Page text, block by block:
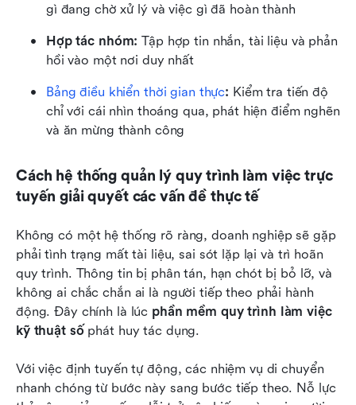
gì đang chờ xử lý và việc gì đã hoàn thành
Hợp tác nhóm: Tập hợp tin nhắn, tài liệu và phản
hồi vào một nơi duy nhất
Bảng điều khiển thời gian thực: Kiểm tra tiến độ
chỉ với cái nhìn thoáng qua, phát hiện điểm nghẽn
và ăn mừng thành công
Cách hệ thống quản lý quy trình làm việc trực
tuyến giải quyết các vấn đề thực tế
Không có một hệ thống rõ ràng, doanh nghiệp sẽ gặp
phải tình trạng mất tài liệu, sai sót lặp lại và trì hoãn
quy trình. Thông tin bị phân tán, hạn chót bị bỏ lỡ, và
không ai chắc chắn ai là người tiếp theo phải hành
động. Đây chính là lúc phần mềm quy trình làm việc
kỹ thuật số phát huy tác dụng.
Với việc định tuyến tự động, các nhiệm vụ di chuyển
nhanh chóng từ bước này sang bước tiếp theo. Nỗ lực